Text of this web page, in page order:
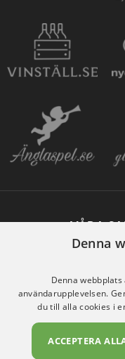
VÅRA
Denna
Denna
användarupplevelsen.
du till alla cookies i
ACCEPTERA